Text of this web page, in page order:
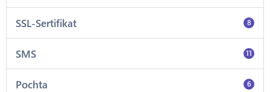
SSL-Sertifikat 8
SMS 11
Pochta 6